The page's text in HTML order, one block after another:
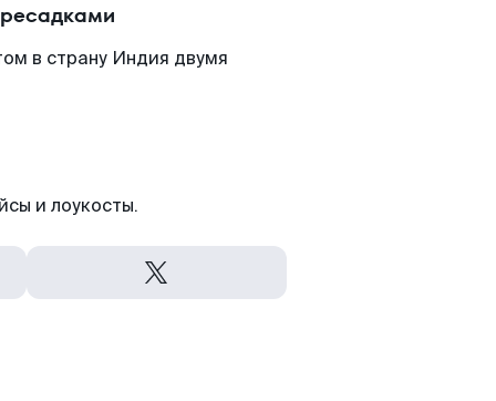
в страну Индия двумя
и лоукосты.